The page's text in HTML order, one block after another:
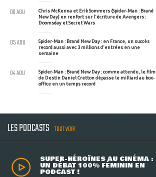
Chris McKenna et Erik Sommers (Spider-Man : Brand
New Day) en renfort sur l'écriture de Avengers :
Doomsday et Secret Wars
06 AOU
Spider-Man : Brand New Day : en France, un succès
record aussi avec 3 millions d'entrées en une
semaine
05 AOU
Spider-Man : Brand New Day : comme attendu, le film
de Destin Daniel Cretton dépasse le milliard au box-
office en un temps record
04 AOU
LES PODCASTS TOUT VOIR
SUPER-HÉROÏNES AU CINÉMA :
UN DÉBAT 100% FÉMININ EN
PODCAST !